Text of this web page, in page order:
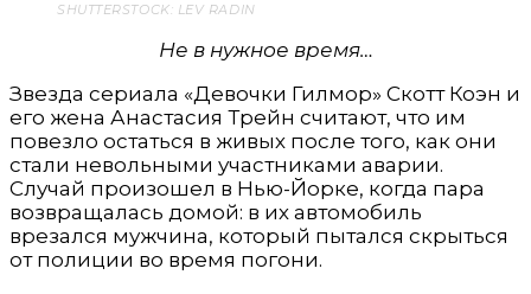
SHUTTERSTOCK: LEV RADIN
Не в нужное время…
Звезда сериала «Девочки Гилмор» Скотт Коэн и
его жена Анастасия Трейн считают, что им
повезло остаться в живых после того, как они
стали невольными участниками аварии.
Случай произошел в Нью-Йорке, когда пара
возвращалась домой: в их автомобиль
врезался мужчина, который пытался скрыться
от полиции во время погони.